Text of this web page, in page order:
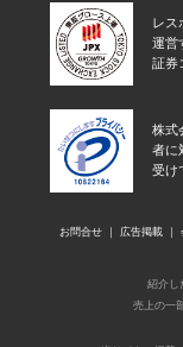
レス
運営
証券
株式
者に
受け
お問合せ 広告掲載
紹介し
売上の一